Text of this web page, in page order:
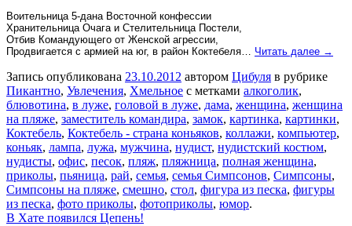
Воительница 5-дана Восточной конфессии
Хранительница Очага и Стелительница Постели,
Отбив Командующего от Женской агрессии,
Продвигается с армией на юг, в район Коктебеля… Читать далее →
Запись опубликована 23.10.2012 автором Цибуля в рубрике
Пикантно, Увлечения, Хмельное с метками алкоголик,
блювотина, в луже, головой в луже, дама, женщина, женщина
на пляже, заместитель командира, замок, картинка, картинки,
Коктебель, Коктебель - страна коньяков, коллажи, компьютер,
коньяк, лампа, лужа, мужчина, нудист, нудистский костюм,
нудисты, офис, песок, пляж, пляжница, полная женщина,
приколы, пьяница, рай, семья, семья Симпсонов, Симпсоны,
Симпсоны на пляже, смешно, стол, фигура из песка, фигуры
из песка, фото приколы, фотоприколы, юмор.
В Хате появился Цепень!